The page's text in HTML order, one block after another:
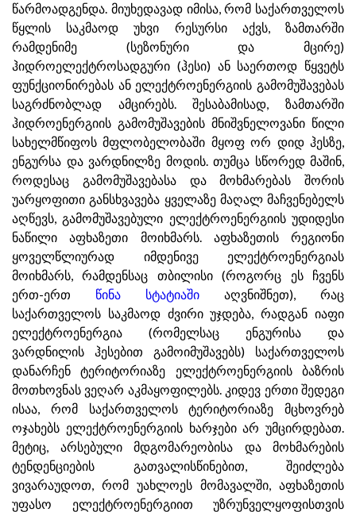
წარმოადგენდა. მიუხედავად იმისა, რომ საქართველოს
წყლის საკმაოდ უხვი რესურსი აქვს, ზამთარში
რამდენიმე (სეზონური და მცირე)
ჰიდროელექტროსადგური (ჰესი) ან საერთოდ წყვეტს
ფუნქციონირებას ან ელექტროენერგიის გამომუშავებას
საგრძნობლად ამცირებს. შესაბამისად, ზამთარში
ჰიდროენერგიის გამომუშავების მნიშვნელოვანი წილი
სახელმწიფოს მფლობელობაში მყოფ ორ დიდ ჰესზე,
ენგურსა და ვარდნილზე მოდის. თუმცა სწორედ მაშინ,
როდესაც გამომუშავებასა და მოხმარებას შორის
უარყოფითი განსხვავება ყველაზე მაღალ მაჩვენებელს
აღწევს, გამომუშავებული ელექტროენერგიის უდიდესი
ნაწილი აფხაზეთი მოიხმარს. აფხაზეთის რეგიონი
ყოველწლიურად იმდენივე ელექტროენერგიას
მოიხმარს, რამდენსაც თბილისი (როგორც ეს ჩვენს
ერთ-ერთ წინა სტატიაში აღვნიშნეთ), რაც
საქართველოს საკმაოდ ძვირი უჯდება, რადგან იაფი
ელექტროენერგია (რომელსაც ენგურისა და
ვარდნილის ჰესებით გამოიმუშავებს) საქართველოს
დანარჩენ ტერიტორიაზე ელექტროენერგიის ბაზრის
მოთხოვნას ვეღარ აკმაყოფილებს. კიდევ ერთი შედეგი
ისაა, რომ საქართველოს ტერიტორიაზე მცხოვრებ
ოჯახებს ელექტროენერგიის ხარჯები არ უმცირდებათ.
მეტიც, არსებული მდგომარეობისა და მოხმარების
ტენდენციების გათვალისწინებით, შეიძლება
ვივარაუდოთ, რომ უახლოეს მომავალში, აფხაზეთის
უფასო ელექტროენერგიით უზრუნველყოფისთვის